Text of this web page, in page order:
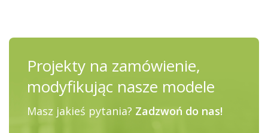
Projekty na zamówienie,
modyfikując nasze modele
Masz jakieś pytania? Zadzwoń do nas!